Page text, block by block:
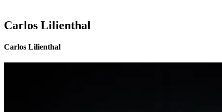
Carlos Lilienthal
Carlos Lilienthal